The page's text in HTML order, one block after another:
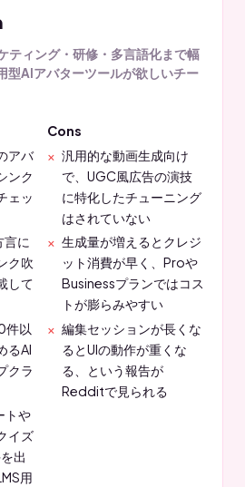
ティング・研修・多言語化まで幅
型AIアバターツールが欲しいチー
アバ
ンク
ェッ
に
ク吹
して
以
るAI
クラ
トや
イズ
出
用
Cons
汎用的な動画生成向け
で、UGC風広告の演技
に特化したチューニング
はされていない
生成量が増えるとクレジ
ット消費が早く、Proや
Businessプランではコス
トが膨らみやすい
編集セッションが長くな
るとUIの動作が重くな
る、という報告が
Redditで見られる